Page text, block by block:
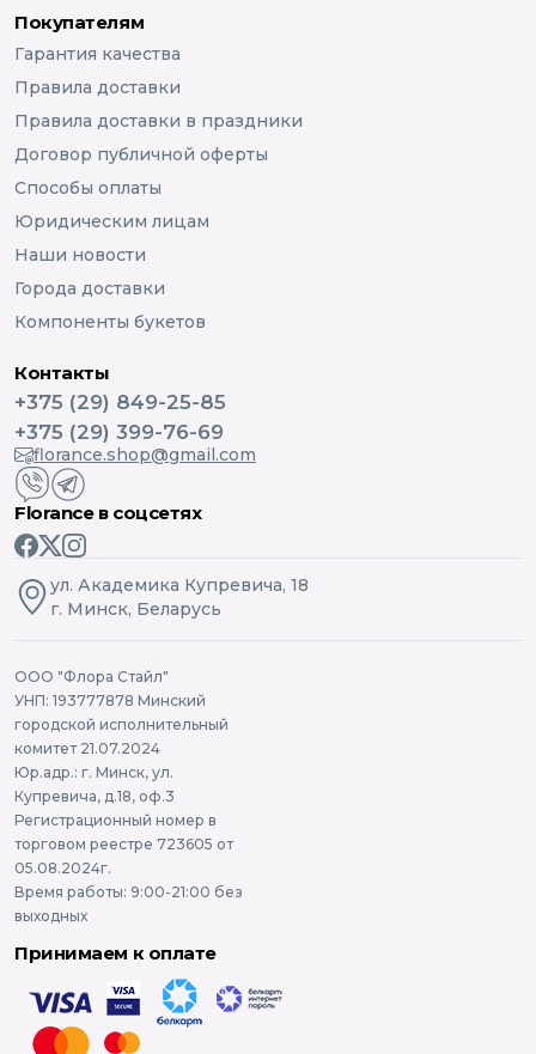
Покупателям
Гарантия качества
Правила доставки
Правила доставки в праздники
Договор публичной оферты
Способы оплаты
Юридическим лицам
Наши новости
Города доставки
Компоненты букетов
Контакты
+375 (29) 849-25-85
+375 (29) 399-76-69
florance.shop@gmail.com
Florance в соцсетях
ул. Академика Купревича, 18
г. Минск, Беларусь
ООО "Флора Стайл"
УНП: 193777878 Минский
городской исполнительный
комитет 21.07.2024
Юр.адр.: г. Минск, ул.
Купревича, д.18, оф.3
Регистрационный номер в
торговом реестре 723605 от
05.08.2024г.
Время работы: 9:00-21:00 без
выходных
Принимаем к оплате